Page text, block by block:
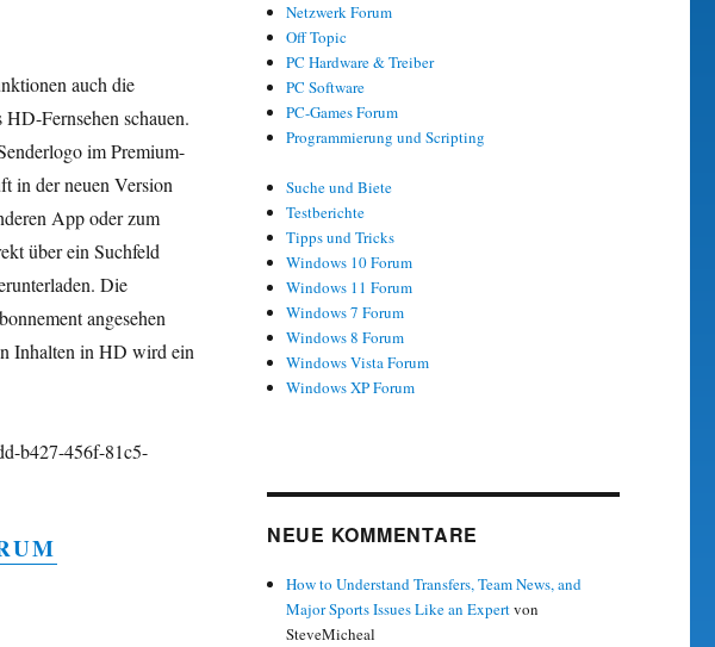
auch die
Fernsehen schauen.
im Premium-
in der neuen Version
App oder zum
über ein Suchfeld
Die
angesehen
Inhalten in HD wird ein
b427-456f-81c5-
Netzwerk Forum
Off Topic
PC Hardware & Treiber
PC Software
PC-Games Forum
Programmierung und Scripting
Suche und Biete
Testberichte
Tipps und Tricks
Windows 10 Forum
Windows 11 Forum
Windows 7 Forum
Windows 8 Forum
Windows Vista Forum
Windows XP Forum
NEUE KOMMENTARE
How to Understand Transfers, Team News, and
Major Sports Issues Like an Expertvon
SteveMicheal